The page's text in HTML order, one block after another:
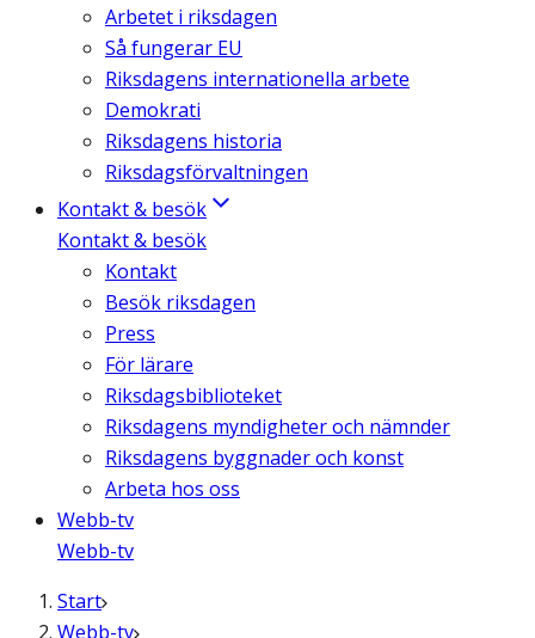
Arbetet i riksdagen
Så fungerar EU
Riksdagens internationella arbete
Demokrati
Riksdagens historia
Riksdagsförvaltningen
Kontakt & besök
Kontakt & besök
Kontakt
Besök riksdagen
Press
För lärare
Riksdagsbiblioteket
Riksdagens myndigheter och nämnder
Riksdagens byggnader och konst
Arbeta hos oss
Webb-tv
Webb-tv
Start
Webb-tv